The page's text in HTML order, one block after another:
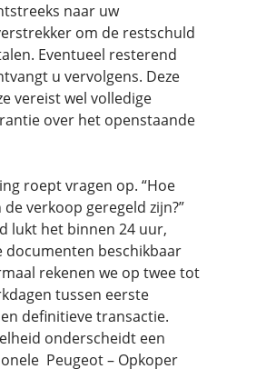
naar uw
om de restschuld
Eventueel resterend
u vervolgens. Deze
vereist wel volledige
over het openstaande
roept vragen op. “Hoe
de verkoop geregeld zijn?”
lukt het binnen 24 uur,
documenten beschikbaar
rekenen we op twee tot
tussen eerste
definitieve transactie.
onderscheidt een
Peugeot – Opkoper